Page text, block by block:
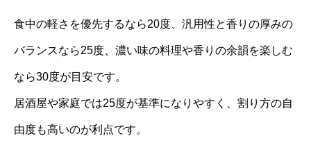
食中の軽さを優先するなら20度、汎用性と香りの厚みの
バランスなら25度、濃い味の料理や香りの余韻を楽しむ
なら30度が目安です。
居酒屋や家庭では25度が基準になりやすく、割り方の自
由度も高いのが利点です。